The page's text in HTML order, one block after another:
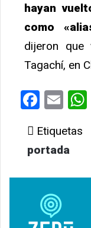
hayan
como
dijeron que
Tagachí, en
Etiquetas
portada